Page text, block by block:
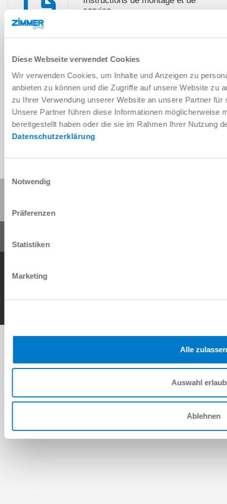
Diese Webseite verwendet Cookies
Wir verwenden Cookies, um Inhalte und Anzeigen zu
anbieten zu können und die Zugriffe auf unsere Website zu
zu Ihrer Verwendung unserer Website an unsere Partner
Unsere Partner führen diese Informationen möglicherweise
bereitgestellt haben oder die sie im Rahmen Ihrer Nutzung
Datenschutzerklärung
Notwendig
Präferenzen
Statistiken
Marketing
Alle zulassen
Auswahl
Ablehnen
service
Télécharger les données de CAO
Télécharger